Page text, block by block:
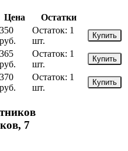
Цена
Остатки
350
руб.
Остаток: 1
шт.
Купить
365
руб.
Остаток: 1
шт.
Купить
370
руб.
Остаток: 1
шт.
Купить
7